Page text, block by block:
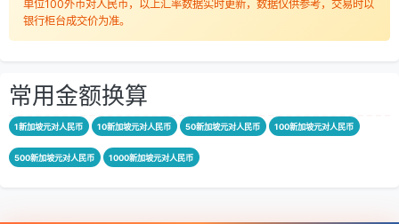
单位100外币对人民币，以上汇率数据实时更新，数据仅供参考，交易时以
银行柜台成交价为准。
常用金额换算
1新加坡元对人民币 10新加坡元对人民币 50新加坡元对人民币 100新加坡元对人民币
500新加坡元对人民币 1000新加坡元对人民币